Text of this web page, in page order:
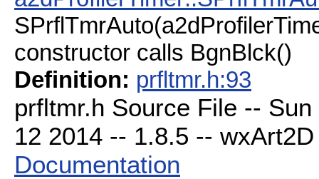
constructor calls BgnBlck()
Definition: prfltmr.h:93
prfltmr.h Source File --
12 2014 -- 1.8.5 --
Documentation